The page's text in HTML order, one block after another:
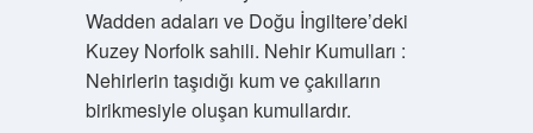
Wadden adaları ve Doğu İngiltere’deki
Kuzey Norfolk sahili. Nehir Kumulları :
Nehirlerin taşıdığı kum ve çakılların
birikmesiyle oluşan kumullardır.